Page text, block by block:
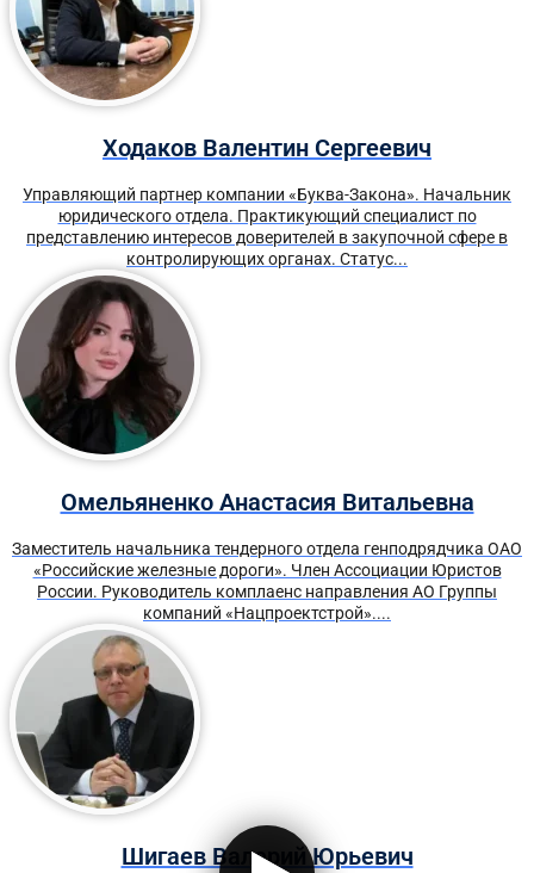
Ходаков Валентин Сергеевич
Управляющий партнер компании «Буква-Закона». Начальник
юридического отдела. Практикующий специалист по
представлению интересов доверителей в закупочной сфере в
контролирующих органах. Статус...
Омельяненко Анастасия Витальевна
Заместитель начальника тендерного отдела генподрядчика ОАО
«Российские железные дороги». Член Ассоциации Юристов
России. Руководитель комплаенс направления АО Группы
компаний «Нацпроектстрой»....
Шигаев Валерий Юрьевич